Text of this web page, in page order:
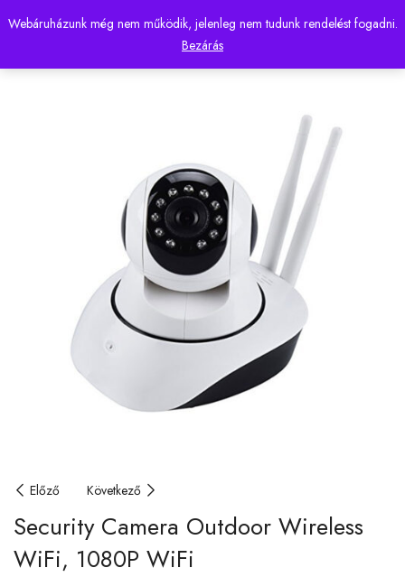
Webáruházunk még nem működik, jelenleg nem tudunk rendelést fogadni.
Bezárás
Előző Következő
Security Camera Outdoor Wireless
WiFi, 1080P WiFi